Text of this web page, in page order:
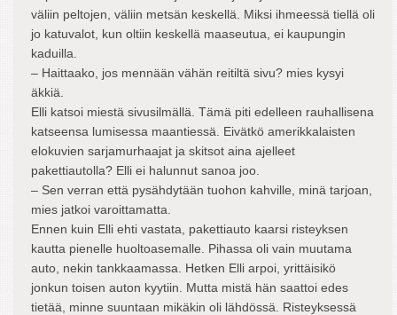
väliin peltojen, väliin metsän keskellä. Miksi ihmeessä tiellä oli
jo katuvalot, kun oltiin keskellä maaseutua, ei kaupungin
kaduilla.
– Haittaako, jos mennään vähän reitiltä sivu? mies kysyi
äkkiä.
Elli katsoi miestä sivusilmällä. Tämä piti edelleen rauhallisena
katseensa lumisessa maantiessä. Eivätkö amerikkalaisten
elokuvien sarjamurhaajat ja skitsot aina ajelleet
pakettiautolla? Elli ei halunnut sanoa joo.
– Sen verran että pysähdytään tuohon kahville, minä tarjoan,
mies jatkoi varoittamatta.
Ennen kuin Elli ehti vastata, pakettiauto kaarsi risteyksen
kautta pienelle huoltoasemalle. Pihassa oli vain muutama
auto, nekin tankkaamassa. Hetken Elli arpoi, yrittäisikö
jonkun toisen auton kyytiin. Mutta mistä hän saattoi edes
tietää, minne suuntaan mikäkin oli lähdössä. Risteyksessä